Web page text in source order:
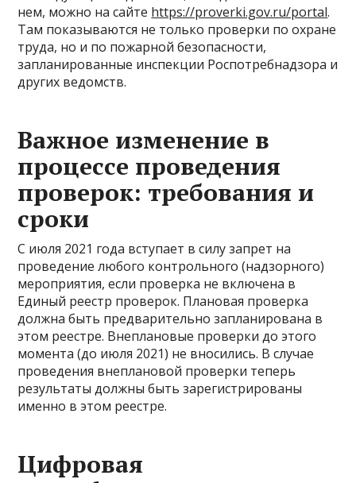
нем, можно на сайте https://proverki.gov.ru/portal.
Там показываются не только проверки по охране
труда, но и по пожарной безопасности,
запланированные инспекции Роспотребнадзора и
других ведомств.
Важное изменение в
процессе проведения
проверок: требования и
сроки
С июля 2021 года вступает в силу запрет на
проведение любого контрольного (надзорного)
мероприятия, если проверка не включена в
Единый реестр проверок. Плановая проверка
должна быть предварительно запланирована в
этом реестре. Внеплановые проверки до этого
момента (до июля 2021) не вносились. В случае
проведения внеплановой проверки теперь
результаты должны быть зарегистрированы
именно в этом реестре.
Цифровая